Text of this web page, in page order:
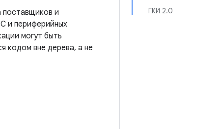
ГКИ 2.0
поставщиков и
и периферийных
могут быть
кодом вне дерева, а не